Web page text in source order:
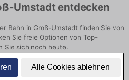
Alle Cookies ablehnen
Umstadt entdecken
Bahn in Groß-Umstadt finden Sie von
Sie freie Optionen von Top-
Sie sich noch heute.
Umstadt bei der Bahn: